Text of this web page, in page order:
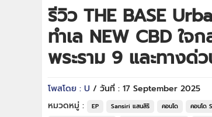
รีวิว THE BASE
ทำเล NEW CBD ใจ
พระราม 9 และทางด่
โพสโดย : U / วันที่ : 17 September 2025
หมวดหมู่ :
EP Sansiri แสนสิริ คอนโด คอนโด